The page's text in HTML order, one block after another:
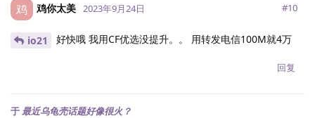
鸡 鸡你太美 2023年9月24日 #10
io21 好快哦 我用CF优选没提升。。 用转发电信100M就4万
回复
于最近乌龟壳话题好像很火？